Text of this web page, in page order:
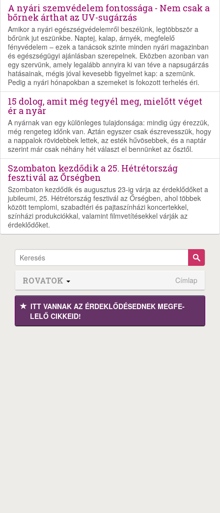
A nyári szemvédelem fontossága - Nem csak a
bőrnek árthat az UV-sugárzás
Amikor a nyári egészségvédelemről beszélünk, legtöbbször a
bőrünk jut eszünkbe. Naptej, kalap, árnyék, megfelelő
fényvédelem – ezek a tanácsok szinte minden nyári magazinban
és egészségügyi ajánlásban szerepelnek. Eközben azonban van
egy szervünk, amely legalább annyira ki van téve a napsugárzás
hatásainak, mégis jóval kevesebb figyelmet kap: a szemünk.
Pedig a nyári hónapokban a szemeket is fokozott terhelés éri.
15 dolog, amit még tegyél meg, mielőtt véget
ér a nyár
A nyárnak van egy különleges tulajdonsága: mindig úgy érezzük,
még rengeteg időnk van. Aztán egyszer csak észrevesszük, hogy
a nappalok rövidebbek lettek, az esték hűvösebbek, és a naptár
szerint már csak néhány hét választ el bennünket az ősztől.
Szombaton kezdődik a 25. Hétrétország
fesztivál az Őrségben
Szombaton kezdődik és augusztus 23-ig várja az érdeklődőket a
jubileumi, 25. Hétrétország fesztivál az Őrségben, ahol többek
között templomi, szabadtéri és pajtaszínházi koncertekkel,
színházi produkciókkal, valamint filmvetítésekkel várják az
érdeklődőket.
ROVATOK Címlap
ITT VANNAK AZ ÉRDEK­LŐDÉ­SEDNEK MEGFE­
LELŐ CIKKEID!